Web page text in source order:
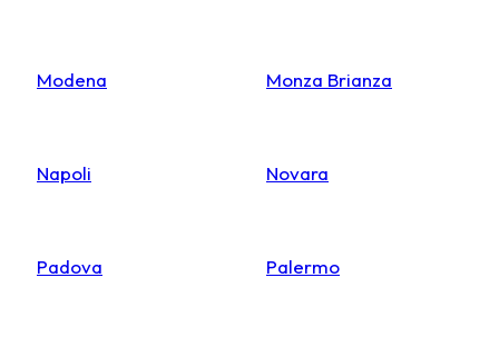
Modena Monza Brianza
Napoli Novara
Padova Palermo